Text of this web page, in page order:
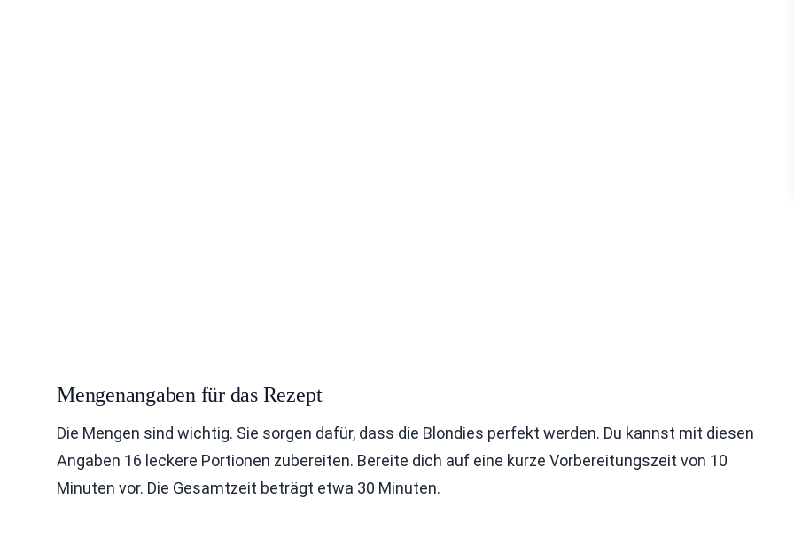
Mengenangaben für das Rezept
Die Mengen sind wichtig. Sie sorgen dafür, dass die Blondies perfekt werden. Du kannst mit diesen
Angaben 16 leckere Portionen zubereiten. Bereite dich auf eine kurze Vorbereitungszeit von 10
Minuten vor. Die Gesamtzeit beträgt etwa 30 Minuten.